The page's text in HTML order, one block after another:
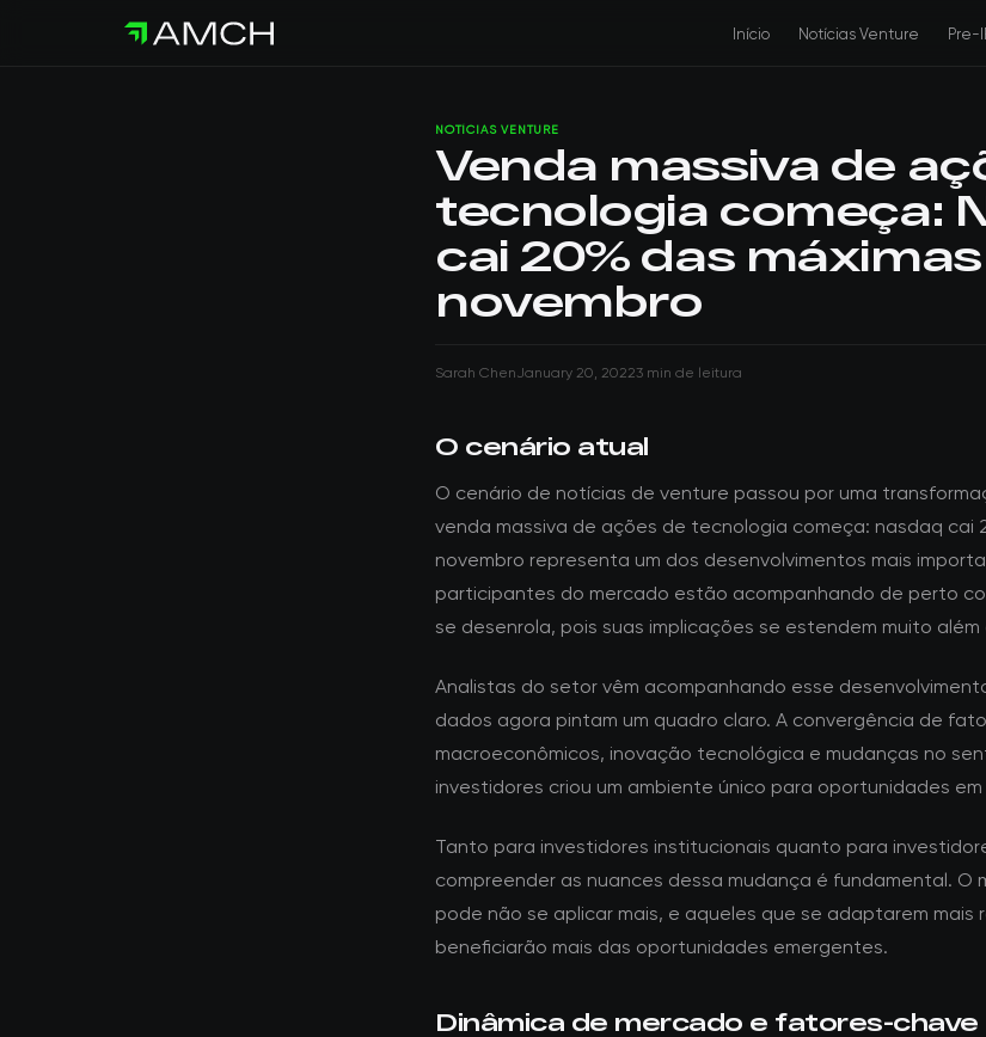
Início Notícias Venture Pre-
NOTÍCIAS VENTURE
Venda massiva de
tecnologia começa:
cai 20% das
novembro
Sarah ChenJanuary 20, 20223 min de leitura
O cenário atual
O cenário de notícias de venture passou por uma
venda massiva de ações de tecnologia começa: nasdaq cai
novembro representa um dos desenvolvimentos mais
participantes do mercado estão acompanhando de perto
se desenrola, pois suas implicações se estendem muito
Analistas do setor vêm acompanhando esse
dados agora pintam um quadro claro. A convergência de
macroeconômicos, inovação tecnológica e mudanças no
investidores criou um ambiente único para oportunidades
Tanto para investidores institucionais quanto para
compreender as nuances dessa mudança é fundamental. O
pode não se aplicar mais, e aqueles que se adaptarem mais
beneficiarão mais das oportunidades emergentes.
Dinâmica de mercado e fatores-chave